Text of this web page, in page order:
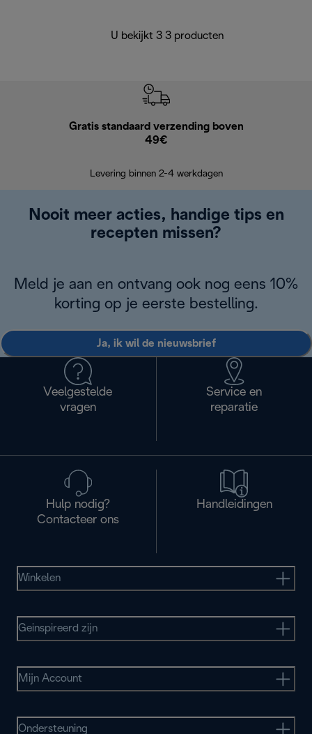
U bekijkt 3 3 producten
Gratis standaard verzending boven
49€
Levering binnen 2-4 werkdagen
Nooit meer acties, handige tips en
recepten missen?
Meld je aan en ontvang ook nog eens 10%
korting op je eerste bestelling.
Ja, ik wil de nieuwsbrief
Veelgestelde
vragen
Service en
reparatie
Hulp nodig?
Contacteer ons
Handleidingen
Winkelen
Geinspireerd zijn
Mijn Account
Ondersteuning